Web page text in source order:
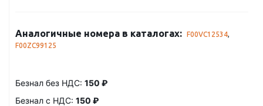
Аналогичные номера в каталогах: F00VC12534,
F00ZC99125
Безнал без НДС: 150 ₽
Безнал с НДС: 150 ₽